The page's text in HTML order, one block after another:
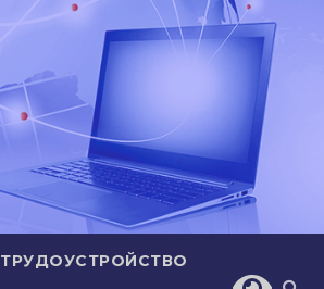
ТРУДОУСТРОЙСТВО